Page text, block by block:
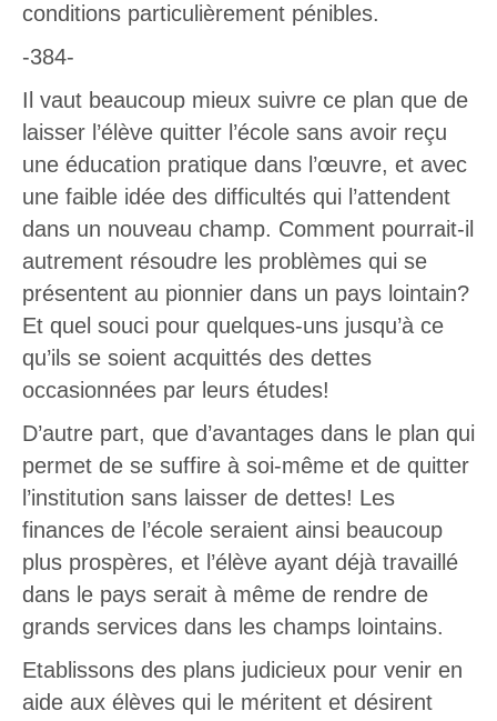
conditions particulièrement pénibles.
-384-
Il vaut beaucoup mieux suivre ce plan que de
laisser l’élève quitter l’école sans avoir reçu
une éducation pratique dans l’œuvre, et avec
une faible idée des difficultés qui l’attendent
dans un nouveau champ. Comment pourrait-il
autrement résoudre les problèmes qui se
présentent au pionnier dans un pays lointain?
Et quel souci pour quelques-uns jusqu’à ce
qu’ils se soient acquittés des dettes
occasionnées par leurs études!
D’autre part, que d’avantages dans le plan qui
permet de se suffire à soi-même et de quitter
l’institution sans laisser de dettes! Les
finances de l’école seraient ainsi beaucoup
plus prospères, et l’élève ayant déjà travaillé
dans le pays serait à même de rendre de
grands services dans les champs lointains.
Etablissons des plans judicieux pour venir en
aide aux élèves qui le méritent et désirent